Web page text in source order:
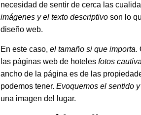
necesidad de sentir de cerca las
imágenes y el texto descriptivo son lo
diseño web.
En este caso, el tamaño si que importa.
las páginas web de hoteles fotos
ancho de la página es de las
podemos tener. Evoquemos el sentido
una imagen del lugar.